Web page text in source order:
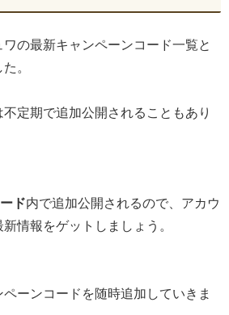
の最新キャンペーンコード一覧と
。
定期で追加公開されることもあり
ド内で追加公開されるので、アカウ
情報をゲットしましょう。
ーンコードを随時追加していきま